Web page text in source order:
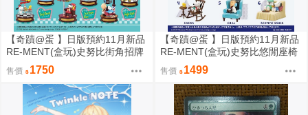
【奇蹟@蛋 】日版預約11月新品
RE-MENT(盒玩)史努比街角招牌
場景 中盒販售
售價 1750
【奇蹟@蛋 】日版預約11月新品
RE-MENT(盒玩)史努比悠閒座椅
場景 中盒販售
售價 1499